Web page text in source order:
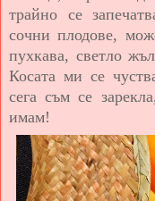
трайно се
сочни плодове,
пухкава, светло
Косата ми се
сега съм се
имам!